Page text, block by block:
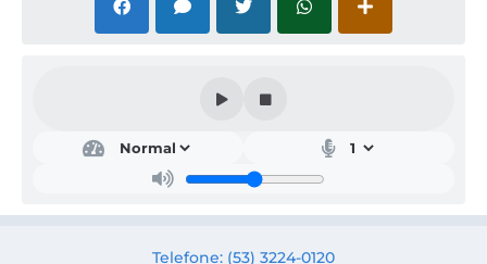
as,
Telefone: (53) 3224-0120